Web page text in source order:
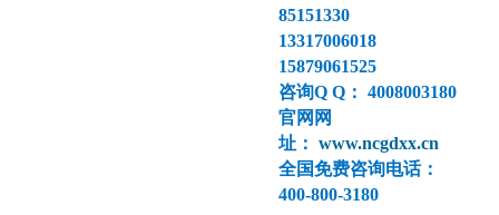
85151330
13317006018
15879061525
咨询Q Q： 4008003180
官网网
址： www.ncgdxx.cn
全国免费咨询电话：
400-800-3180